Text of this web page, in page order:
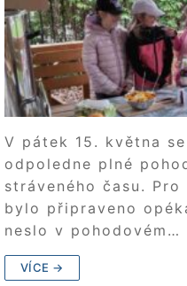
V pátek 15. května
odpoledne plné
stráveného času.
bylo připraveno
neslo v pohodovém…
VÍCE →